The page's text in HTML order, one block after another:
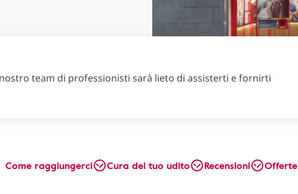
team di professionisti sarà lieto di assisterti e fornirti
Come raggiungerci Cura del tuo udito Recensioni Offerte